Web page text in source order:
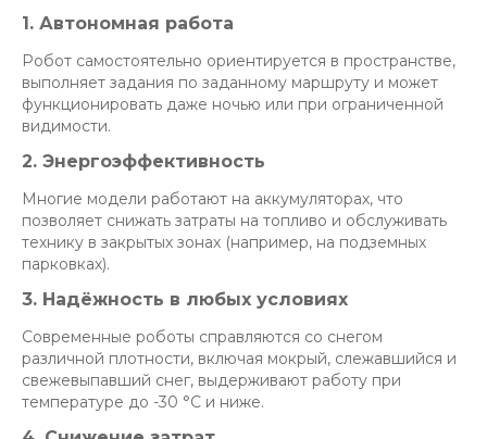
1. Автономная работа
Робот самостоятельно ориентируется в пространстве,
выполняет задания по заданному маршруту и может
функционировать даже ночью или при ограниченной
видимости.
2. Энергоэффективность
Многие модели работают на аккумуляторах, что
позволяет снижать затраты на топливо и обслуживать
технику в закрытых зонах (например, на подземных
парковках).
3. Надёжность в любых условиях
Современные роботы справляются со снегом
различной плотности, включая мокрый, слежавшийся и
свежевыпавший снег, выдерживают работу при
температуре до -30 °C и ниже.